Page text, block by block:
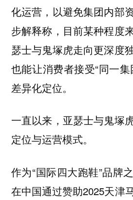
化运营，以避免集团内部
步解释称，目前某种程度
瑟士与鬼塚虎走向更深度
也能让消费者接受“同一
差异化定位。
一直以来，亚瑟士与鬼塚
定位与运营模式。
作为“国际四大跑鞋”品牌
在中国通过赞助2025天津